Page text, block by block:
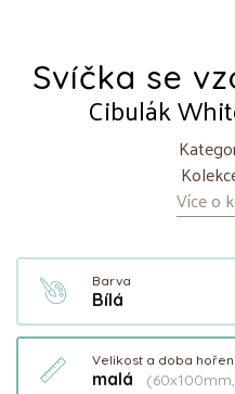
Svíčka se
Cibulák
Více o
Barva
Bílá
Velikost a doba
malá